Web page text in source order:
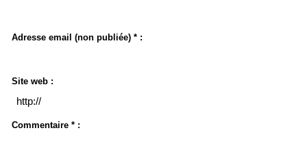
Adresse email (non publiée) * :
Site web :
Commentaire * :